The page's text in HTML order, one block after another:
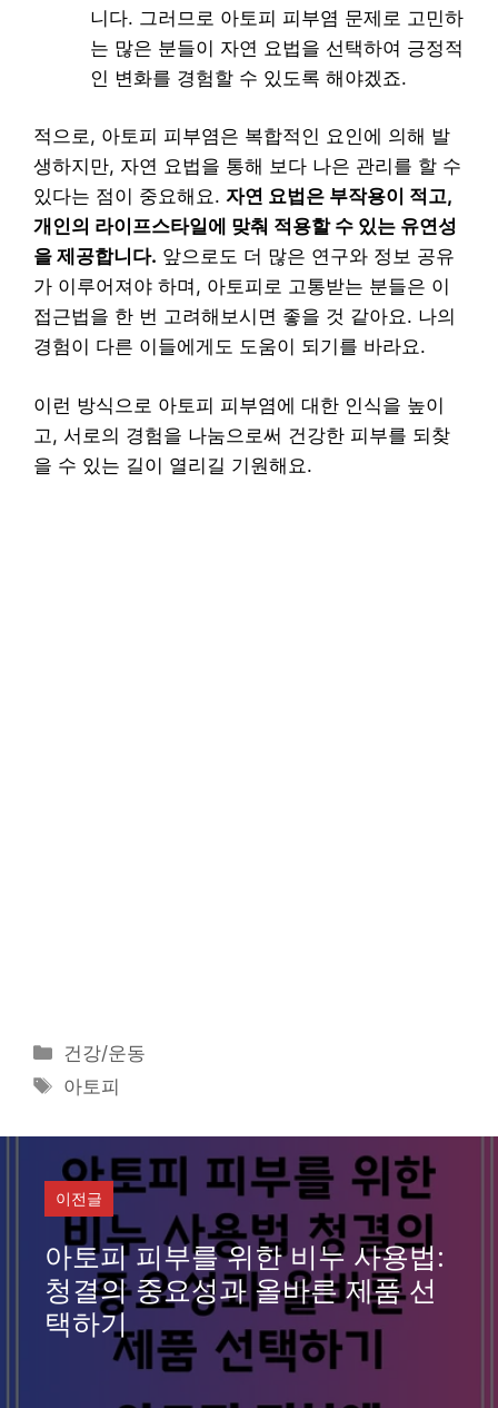
니다. 그러므로 아토피 피부염 문제로 고민하
는 많은 분들이 자연 요법을 선택하여 긍정적
인 변화를 경험할 수 있도록 해야겠죠.
적으로, 아토피 피부염은 복합적인 요인에 의해 발
생하지만, 자연 요법을 통해 보다 나은 관리를 할 수
있다는 점이 중요해요. 자연 요법은 부작용이 적고,
개인의 라이프스타일에 맞춰 적용할 수 있는 유연성
을 제공합니다. 앞으로도 더 많은 연구와 정보 공유
가 이루어져야 하며, 아토피로 고통받는 분들은 이
접근법을 한 번 고려해보시면 좋을 것 같아요. 나의
경험이 다른 이들에게도 도움이 되기를 바라요.
이런 방식으로 아토피 피부염에 대한 인식을 높이
고, 서로의 경험을 나눔으로써 건강한 피부를 되찾
을 수 있는 길이 열리길 기원해요.
카
테
고
리
건강/운동
태
아토피
이전글
아토피 피부를 위한 비누 사용법:
청결의 중요성과 올바른 제품 선
택하기